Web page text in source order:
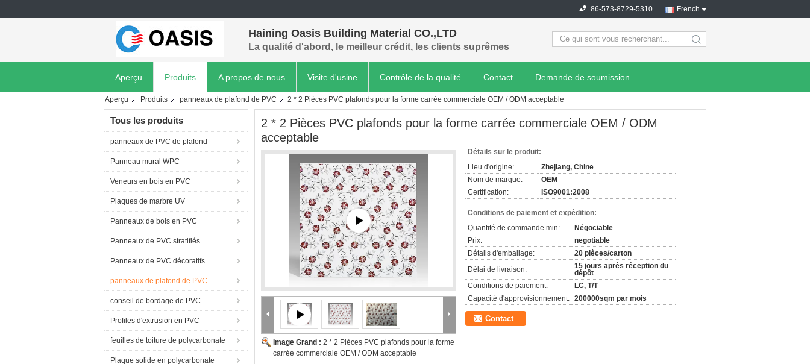
French
86-573-8729-5310
Haining Oasis Building Material CO.,LTD
La qualité d'abord, le meilleur crédit, les clients suprêmes search
Aperçu Produits A propos de nous Visite d'usine Contrôle de la qualité Contact Demande de soumission
Aperçu Produits panneaux de plafond de PVC 2 * 2 Pièces PVC plafonds pour la forme carrée commerciale OEM / ODM acceptable
Tous les produits
panneaux de PVC de plafond
Panneau mural WPC
Veneurs en bois en PVC
Plaques de marbre UV
Panneaux de bois en PVC
Panneaux de PVC stratifiés
Panneaux de PVC décoratifs
panneaux de plafond de PVC
conseil de bordage de PVC
Profiles d'extrusion en PVC
feuilles de toiture de polycarbonate
Plaque solide en polycarbonate
2 * 2 Pièces PVC plafonds pour la forme carrée commerciale OEM / ODM
acceptable
Image Grand : 2 * 2 Pièces PVC plafonds pour la forme
carrée commerciale OEM / ODM acceptable
Détails sur le produit:
Lieu d'origine:
Zhejiang, Chine
Nom de marque:
OEM
Certification:
ISO9001:2008
Conditions de paiement et expédition:
Quantité de commande min:
Négociable
Prix:
negotiable
Détails d'emballage:
20 pièces/carton
Délai de livraison:
15 jours après réception du
dépôt
Conditions de paiement:
LC, T/T
Capacité d'approvisionnement: 200000sqm par mois
Contact